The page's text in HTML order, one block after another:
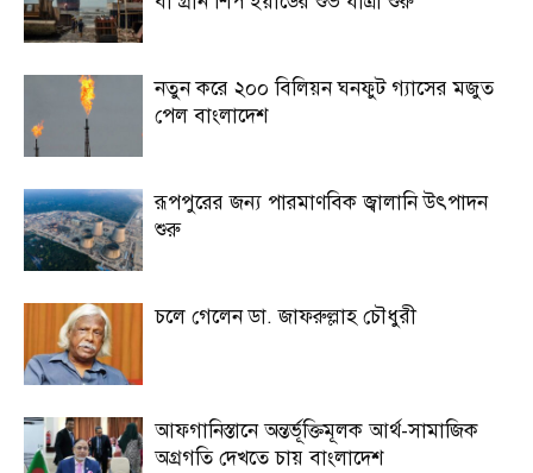
নতুন করে ২০০ বিলিয়ন ঘনফুট গ্যাসের মজুত
পেল বাংলাদেশ
রূপপুরের জন্য পারমাণবিক জ্বালানি উৎপাদন
শুরু
চলে গেলেন ডা. জাফরুল্লাহ চৌধুরী
আফগানিস্তানে অন্তর্ভূক্তিমূলক আর্থ-সামাজিক
অগ্রগতি দেখতে চায় বাংলাদেশ